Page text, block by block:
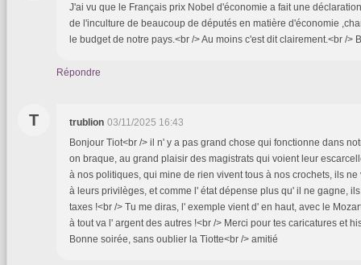
J'ai vu que le Français prix Nobel d'économie a fait une
de l'inculture de beaucoup de députés en matière d'économie
le budget de notre pays.<br /> Au moins c'est dit clairement.<br />
Répondre
T trublion 03/11/2025 16:43
Bonjour Tiot<br /> il n' y a pas grand chose qui fonctionne dans
on braque, au grand plaisir des magistrats qui voient leur
à nos politiques, qui mine de rien vivent tous à nos crochets, ils
à leurs privilèges, et comme l' état dépense plus qu' il ne gagne,
taxes !<br /> Tu me diras, l' exemple vient d' en haut, avec le
à tout va l' argent des autres !<br /> Merci pour tes caricatures et
Bonne soirée, sans oublier la Tiotte<br /> amitié